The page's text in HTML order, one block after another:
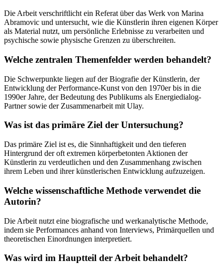
Die Arbeit verschriftlicht ein Referat über das Werk von Marina
Abramovic und untersucht, wie die Künstlerin ihren eigenen Körper
als Material nutzt, um persönliche Erlebnisse zu verarbeiten und
psychische sowie physische Grenzen zu überschreiten.
Welche zentralen Themenfelder werden behandelt?
Die Schwerpunkte liegen auf der Biografie der Künstlerin, der
Entwicklung der Performance-Kunst von den 1970er bis in die
1990er Jahre, der Bedeutung des Publikums als Energiedialog-
Partner sowie der Zusammenarbeit mit Ulay.
Was ist das primäre Ziel der Untersuchung?
Das primäre Ziel ist es, die Sinnhaftigkeit und den tieferen
Hintergrund der oft extremen körperbetonten Aktionen der
Künstlerin zu verdeutlichen und den Zusammenhang zwischen
ihrem Leben und ihrer künstlerischen Entwicklung aufzuzeigen.
Welche wissenschaftliche Methode verwendet die
Autorin?
Die Arbeit nutzt eine biografische und werkanalytische Methode,
indem sie Performances anhand von Interviews, Primärquellen und
theoretischen Einordnungen interpretiert.
Was wird im Hauptteil der Arbeit behandelt?